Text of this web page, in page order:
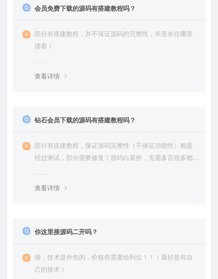
会员免费下载的源码有搭建教程吗？
部分有搭建教程，并不保证源码的完整性，毕竟米在哪里
摆着！
查看详情
钻石会员下载的源码有搭建教程吗？
部分有搭建教程，保证源码完整性（不保证功能性）都是
经过测试，部分需要修复！源码白菜价，无需多言很多都
查看详情
你这里接源码二开吗？
接，技术是外包的，价格你需要给到位！！！最好是有自
己的技术！